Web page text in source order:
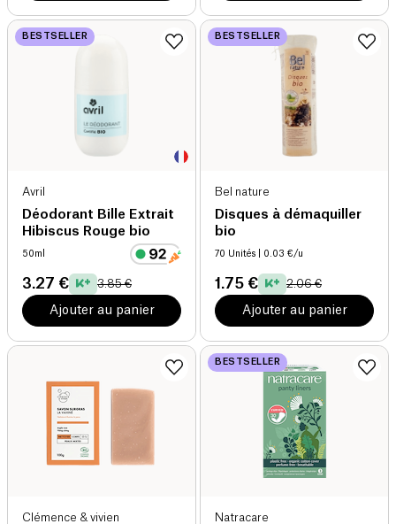
BESTSELLER
Avril
Déodorant Bille Extrait
Hibiscus Rouge bio
50ml
3.27 € 3.85 €
Ajouter au panier
BESTSELLER
Bel nature
Disques à démaquiller
bio
70 Unités | 0.03 €/u
1.75 € 2.06 €
Ajouter au panier
Clémence & vivien
BESTSELLER
Natracare